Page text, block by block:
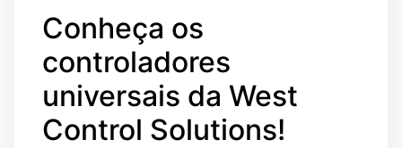
Conheça os
controladores
universais da West
Control Solutions!